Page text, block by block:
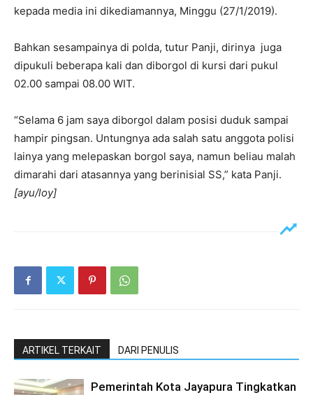
kepada media ini dikediamannya, Minggu (27/1/2019).
Bahkan sesampainya di polda, tutur Panji, dirinya juga
dipukuli beberapa kali dan diborgol di kursi dari pukul
02.00 sampai 08.00 WIT.
“Selama 6 jam saya diborgol dalam posisi duduk sampai
hampir pingsan. Untungnya ada salah satu anggota polisi
lainya yang melepaskan borgol saya, namun beliau malah
dimarahi dari atasannya yang berinisial SS,” kata Panji.
[ayu/loy]
ARTIKEL TERKAIT DARI PENULIS
Pemerintah Kota Jayapura Tingkatkan